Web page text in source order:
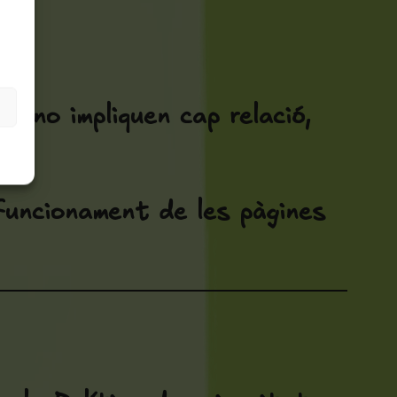
no impliquen cap relació,
de les pàgines